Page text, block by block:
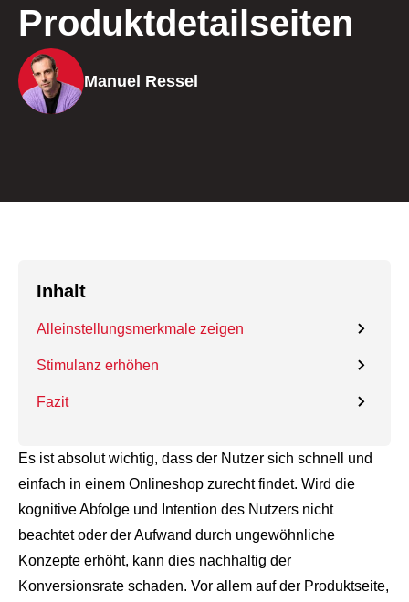
Produktdetailseiten
Manuel Ressel
Inhalt
Alleinstellungsmerkmale zeigen
Stimulanz erhöhen
Fazit
Es ist absolut wichtig, dass der Nutzer sich schnell und
einfach in einem Onlineshop zurecht findet. Wird die
kognitive Abfolge und Intention des Nutzers nicht
beachtet oder der Aufwand durch ungewöhnliche
Konzepte erhöht, kann dies nachhaltig der
Konversionsrate schaden. Vor allem auf der Produktseite,